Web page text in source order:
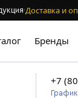
·Доставка и
Бренды
+7